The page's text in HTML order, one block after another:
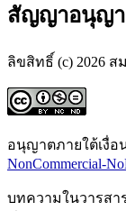
สัญญาอนุญ
ลิขสิทธิ์ (c) 2026
อนุญาตภายใต้เงื่อ
NonCommercial-
บทความในวารสา